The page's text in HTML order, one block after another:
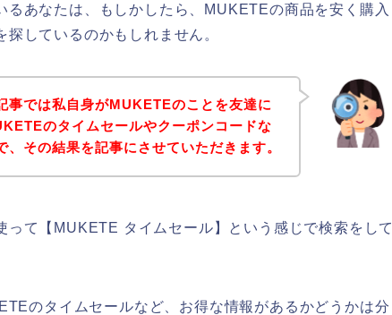
るあなたは、もしかしたら、MUKETEの商品を安く購入
しているのかもしれません。
事では私自身がMUKETEのことを友達に
のタイムセールやクーポンコードな
、その結果を記事にさせていただきます。
って【MUKETE タイムセール】という感じで検索をして
のタイムセールなど、お得な情報があるかどうかは分